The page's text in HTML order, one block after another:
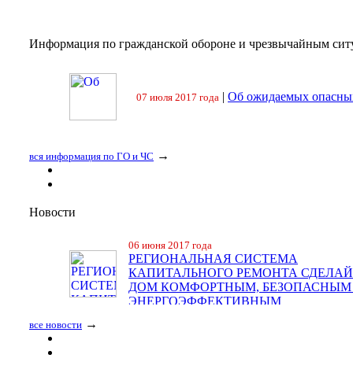
Информация по гражданской обороне и чрезвычайным
07 июля 2017 года | Об ожидаемых
вся информация по ГО и ЧС →
Новости
06 июня 2017 года
РЕГИОНАЛЬНАЯ СИСТЕМА
КАПИТАЛЬНОГО РЕМОНТА
ДОМ КОМФОРТНЫМ, БЕЗОПАСНЫМ
ЭНЕРГОЭФФЕКТИВНЫМ
все новости →